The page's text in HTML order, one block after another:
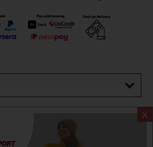
X
ул.692, №12, офис 1, магазини
42, тел.:+359 895461012